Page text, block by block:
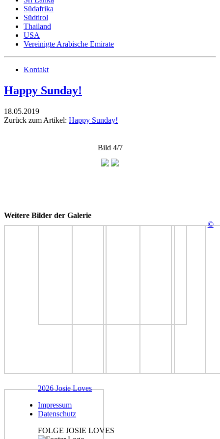
Südafrika
Südtirol
Thailand
USA
Vereinigte Arabische Emirate
Kontakt
Happy Sunday!
18.05.2019
Zurück zum Artikel: Happy Sunday!
Bild 4/7
Weitere Bilder der Galerie
©
2026 Josie Loves
Impressum
Datenschutz
FOLGE JOSIE LOVES